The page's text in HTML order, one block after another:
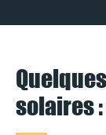
solaires